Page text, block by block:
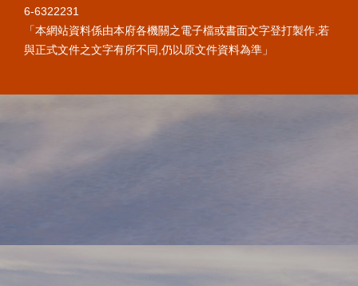
6-6322231
「本網站資料係由本府各機關之電子檔或書面文字登打製作,若
與正式文件之文字有所不同,仍以原文件資料為準」